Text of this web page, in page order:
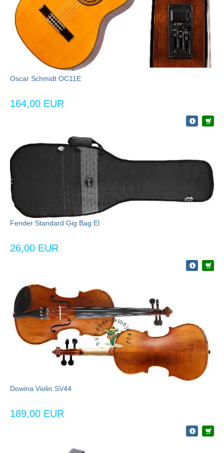
Oscar Schmidt OC11E
164,00 EUR
Fender Standard Gig Bag El
26,00 EUR
Dowina Violin SV44
189,00 EUR